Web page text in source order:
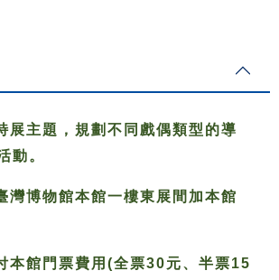
展主題，規劃不同戲偶類型的導
動。
灣博物館本館一樓東展間加本館
本館門票費用(全票30元、半票15